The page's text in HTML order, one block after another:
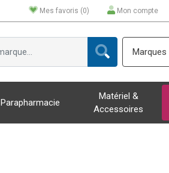
Mes favoris (0) Mon compte
Marques
Parapharmacie
Matériel &
Accessoires